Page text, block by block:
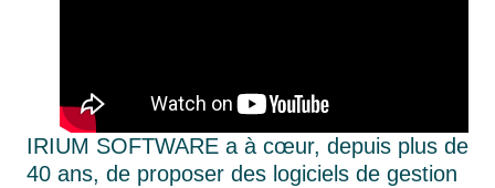
IRIUM SOFTWARE a à cœur, depuis plus de
40 ans, de proposer des logiciels de gestion